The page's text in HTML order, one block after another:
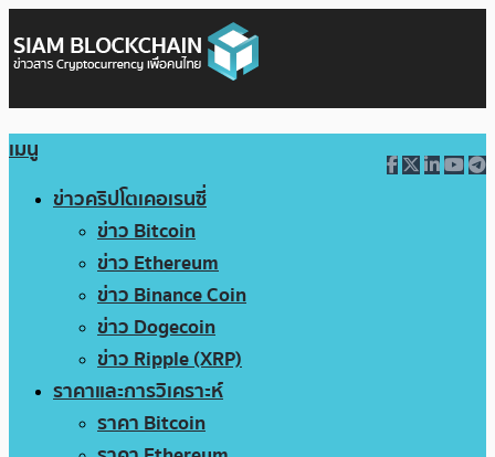
เมนู
ข่าวคริปโตเคอเรนซี่
ข่าว Bitcoin
ข่าว Ethereum
ข่าว Binance Coin
ข่าว Dogecoin
ข่าว Ripple (XRP)
ราคาและการวิเคราะห์
ราคา Bitcoin